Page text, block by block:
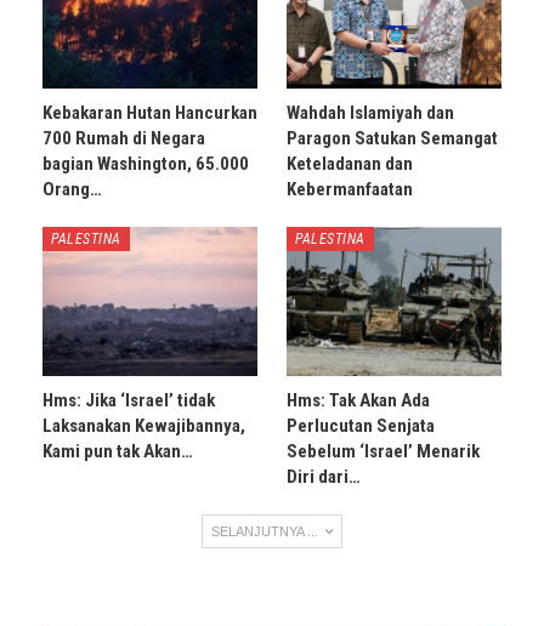
Kebakaran Hutan Hancurkan
700 Rumah di Negara
bagian Washington, 65.000
Orang…
Wahdah Islamiyah dan
Paragon Satukan Semangat
Keteladanan dan
Kebermanfaatan
PALESTINA
Hms: Jika ‘Israel’ tidak
Laksanakan Kewajibannya,
Kami pun tak Akan…
PALESTINA
Hms: Tak Akan Ada
Perlucutan Senjata
Sebelum ‘Israel’ Menarik
Diri dari…
SELANJUTNYA ...